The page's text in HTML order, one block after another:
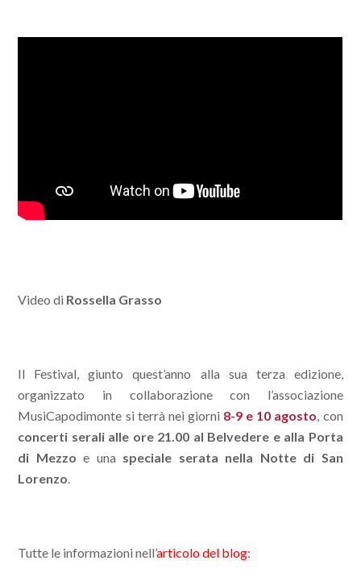
Video di Rossella Grasso
Il Festival, giunto quest’anno alla sua terza edizione,
organizzato in collaborazione con l’associazione
MusiCapodimonte si terrà nei giorni 8-9 e 10 agosto, con
concerti serali alle ore 21.00 al Belvedere e alla Porta
di Mezzo e una speciale serata nella Notte di San
Lorenzo.
Tutte le informazioni nell’articolo del blog: